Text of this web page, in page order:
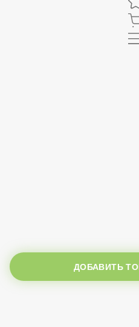
ДОБАВИТЬ